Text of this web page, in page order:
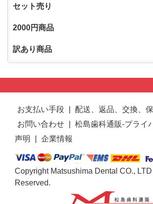
セット売り
2000円商品
訳あり商品
お支払い手段 配送、返品、交換、
お問い合わせ
松島歯科通販-プライ
声明
企業情報
Copyright Matsushima Dental CO.,
Reserved.